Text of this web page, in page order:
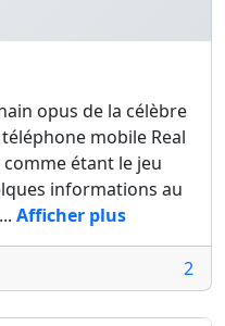
opus de la célèbre
mobile Real
étant le jeu
informations au
Afficher plus
2